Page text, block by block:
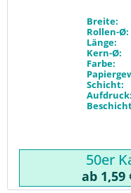
Breite:
Rollen-Ø:
Länge:
Kern-Ø:
Farbe:
Schicht:
Aufdruck:
50er
ab